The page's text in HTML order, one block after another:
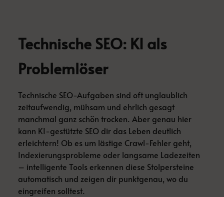
Technische SEO: KI als
Problemlöser
Technische SEO-Aufgaben sind oft unglaublich
zeitaufwendig, mühsam und ehrlich gesagt
manchmal ganz schön trocken. Aber genau hier
kann KI-gestützte SEO dir das Leben deutlich
erleichtern! Ob es um lästige Crawl-Fehler geht,
Indexierungsprobleme oder langsame Ladezeiten
– intelligente Tools erkennen diese Stolpersteine
automatisch und zeigen dir punktgenau, wo du
eingreifen solltest.